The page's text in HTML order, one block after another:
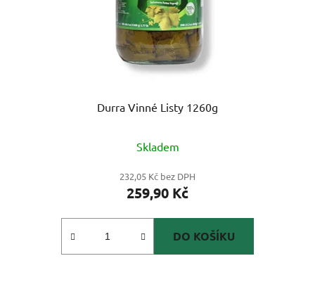
Durra Vinné Listy 1260g
Skladem
232,05 Kč bez DPH
259,90 Kč
DO KOŠÍKU